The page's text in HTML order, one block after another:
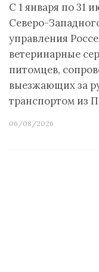
С 1 января по 31
Северо-
управления
ветеринарные
питомцев,
выезжающих за
транспортом из
06/08/2026